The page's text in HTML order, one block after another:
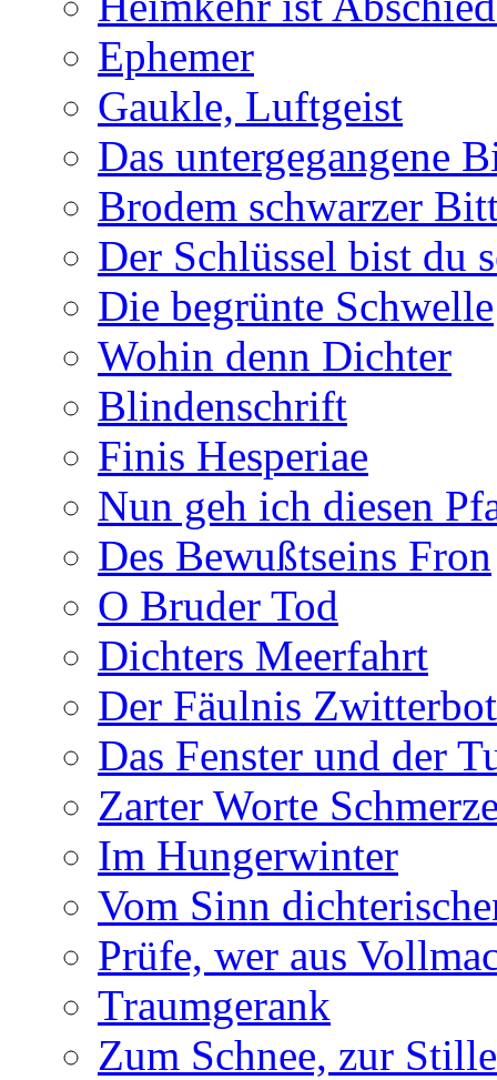
Ephemer
Gaukle, Luftgeist
Das untergegangene
Brodem schwarzer
Der Schlüssel bist du
Die begrünte Schwelle
Wohin denn Dichter
Blindenschrift
Finis Hesperiae
Nun geh ich diesen
Des Bewußtseins Fron
O Bruder Tod
Dichters Meerfahrt
Der Fäulnis
Das Fenster und der
Zarter Worte
Im Hungerwinter
Vom Sinn
Prüfe, wer aus
Traumgerank
Zum Schnee, zur Stille